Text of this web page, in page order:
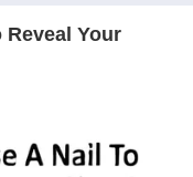
berita aktual dan